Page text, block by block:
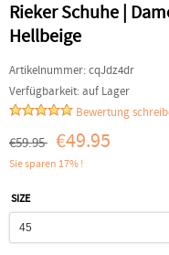
Rieker Schuhe |
Hellbeige
Artikelnummer:cqJdz4dr
Verfügbarkeit:auf Lager
Bewertung
€59.95 €49.95
Sie sparen 17% !
SIZE